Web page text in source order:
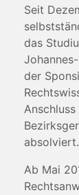
Seit
das
der
absolviert.
Ab Mai